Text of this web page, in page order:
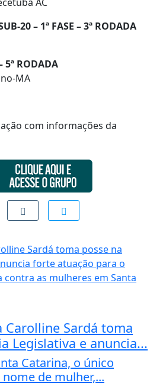
AC
20 – 1ª FASE – 3ª RODADA
5ª RODADA
MA
com informações da
Sardá toma
Legislativa e anuncia...
Catarina, o único
de mulher,...